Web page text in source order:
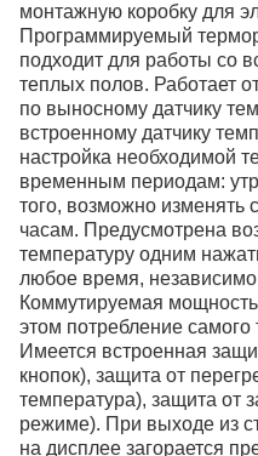
монтажную коробку для
Программируемый
подходит для работы со
теплых полов. Работает
по выносному датчику
встроенному датчику
настройка необходимой
временным периодам:
того, возможно
часам. Предусмотрена
температуру одним
любое время,
Коммутируемая
этом потребление самого
Имеется встроенная
кнопок), защита от
температура), защита от
режиме). При выходе из
на дисплее загорается